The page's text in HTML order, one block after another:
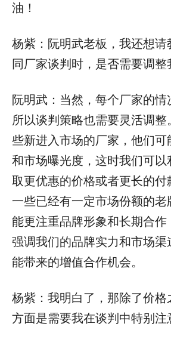
油！
杨紫：阮明武老板，我还想请
同厂家谈判时，是否需要调整
阮明武：当然，每个厂家的情
所以谈判策略也需要灵活调整
些新进入市场的厂家，他们可
和市场曝光度，这时我们可以
取更优惠的价格或者更长的付
一些已经有一定市场份额的
能更注重品牌形象和长期合作
强调我们的品牌实力和市场渠
能带来的增值合作机会。
杨紫：我明白了，那除了价格
方面是需要我在谈判中特别注